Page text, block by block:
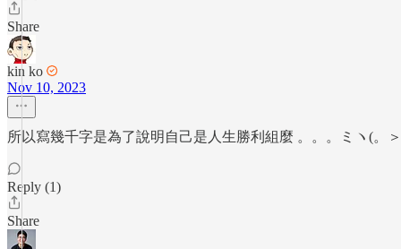
Share
kin ko
Nov 10, 2023
所以寫幾千字是為了說明自己是人生勝利組麼 。。。ミヽ(。
Reply (1)
Share